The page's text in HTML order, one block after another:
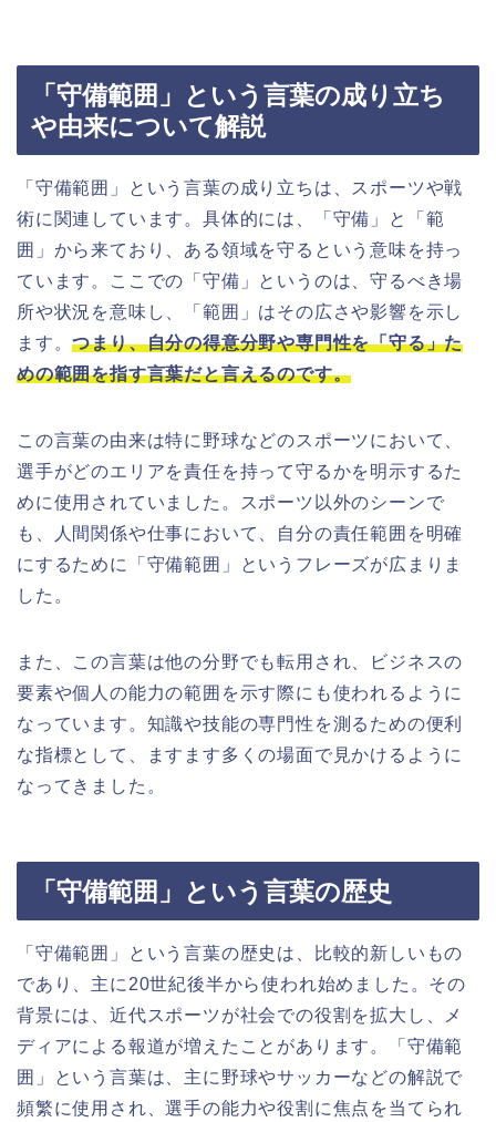
「守備範囲」という言葉の成り立ち
や由来について解説
「守備範囲」という言葉の成り立ちは、スポーツや戦
術に関連しています。具体的には、「守備」と「範
囲」から来ており、ある領域を守るという意味を持っ
ています。ここでの「守備」というのは、守るべき場
所や状況を意味し、「範囲」はその広さや影響を示し
ます。つまり、自分の得意分野や専門性を「守る」た
めの範囲を指す言葉だと言えるのです。
この言葉の由来は特に野球などのスポーツにおいて、
選手がどのエリアを責任を持って守るかを明示するた
めに使用されていました。スポーツ以外のシーンで
も、人間関係や仕事において、自分の責任範囲を明確
にするために「守備範囲」というフレーズが広まりま
した。
また、この言葉は他の分野でも転用され、ビジネスの
要素や個人の能力の範囲を示す際にも使われるように
なっています。知識や技能の専門性を測るための便利
な指標として、ますます多くの場面で見かけるように
なってきました。
「守備範囲」という言葉の歴史
「守備範囲」という言葉の歴史は、比較的新しいもの
であり、主に20世紀後半から使われ始めました。その
背景には、近代スポーツが社会での役割を拡大し、メ
ディアによる報道が増えたことがあります。「守備範
囲」という言葉は、主に野球やサッカーなどの解説で
頻繁に使用され、選手の能力や役割に焦点を当てられ